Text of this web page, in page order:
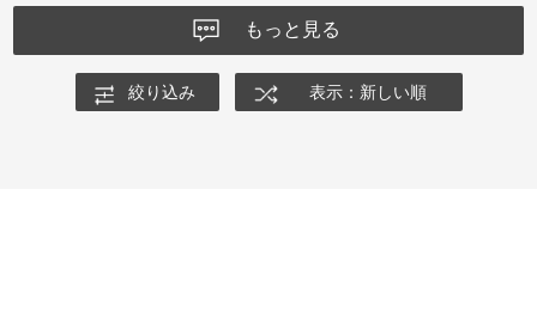
もっと見る
絞り込み 表示：新しい順